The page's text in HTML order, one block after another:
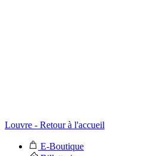
Louvre - Retour à l'accueil
E-Boutique